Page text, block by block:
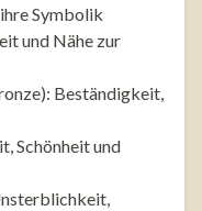
Symbolik
und Nähe zur
Beständigkeit,
Schönheit und